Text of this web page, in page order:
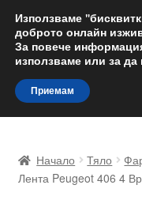
Skip
to
navigation
Skip
to
content
Доставка по целия
Начало Тяло
Лента Peugeot 406 4
Използваме
доброто онлайн
За повече
използваме или за
Приемам